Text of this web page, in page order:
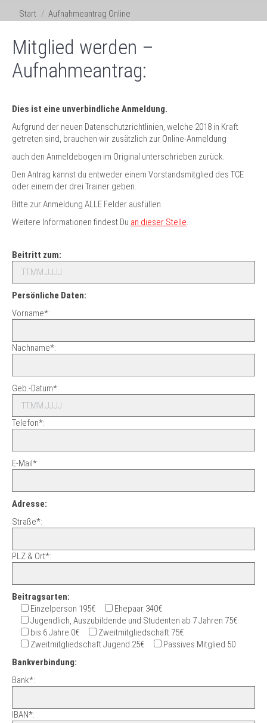
Sie befinden sich hier:
Start Aufnahmeantrag Online
Mitglied werden –
Aufnahmeantrag:
Dies ist eine unverbindliche Anmeldung.
Aufgrund der neuen Datenschutzrichtlinien, welche 2018 in Kraft
getreten sind, brauchen wir zusätzlich zur Online-Anmeldung
auch den Anmeldebogen im Original unterschrieben zurück.
Den Antrag kannst du entweder einem Vorstandsmitglied des TCE
oder einem der drei Trainer geben.
Bitte zur Anmeldung ALLE Felder ausfüllen.
Weitere Informationen findest Du an dieser Stelle.
Beitritt zum:
Persönliche Daten:
Vorname*:
Nachname*:
Geb.-Datum*:
Telefon*:
E-Mail*:
Adresse:
Straße*:
PLZ & Ort*:
Beitragsarten:
Einzelperson 195€
Ehepaar 340€
Jugendlich, Auszubildende und Studenten ab 7 Jahren 75€
bis 6 Jahre 0€
Zweitmitgliedschaft 75€
Zweitmitgliedschaft Jugend 25€
Passives Mitglied 50
Bankverbindung:
Bank*:
IBAN*: